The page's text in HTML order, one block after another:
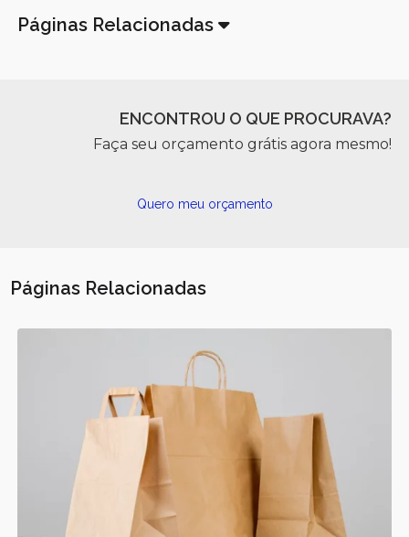
Páginas Relacionadas
ENCONTROU O QUE PROCURAVA?
Faça seu orçamento grátis agora mesmo!
Quero meu orçamento
Páginas Relacionadas